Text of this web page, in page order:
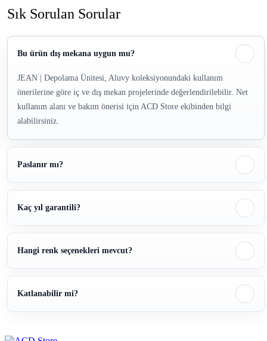
Sık Sorulan Sorular
Bu ürün dış mekana uygun mu?
JEAN | Depolama Ünitesi, Aluvy koleksiyonundaki kullanım
önerilerine göre iç ve dış mekan projelerinde değerlendirilebilir. Net
kullanım alanı ve bakım önerisi için ACD Store ekibinden bilgi
alabilirsiniz.
Paslanır mı?
Kaç yıl garantili?
Hangi renk seçenekleri mevcut?
Katlanabilir mi?